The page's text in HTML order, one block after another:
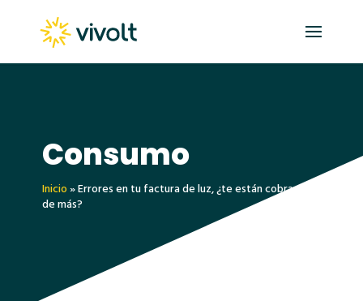
Consumo
Inicio»Errores en tu factura de luz, ¿te están cobrando
de más?